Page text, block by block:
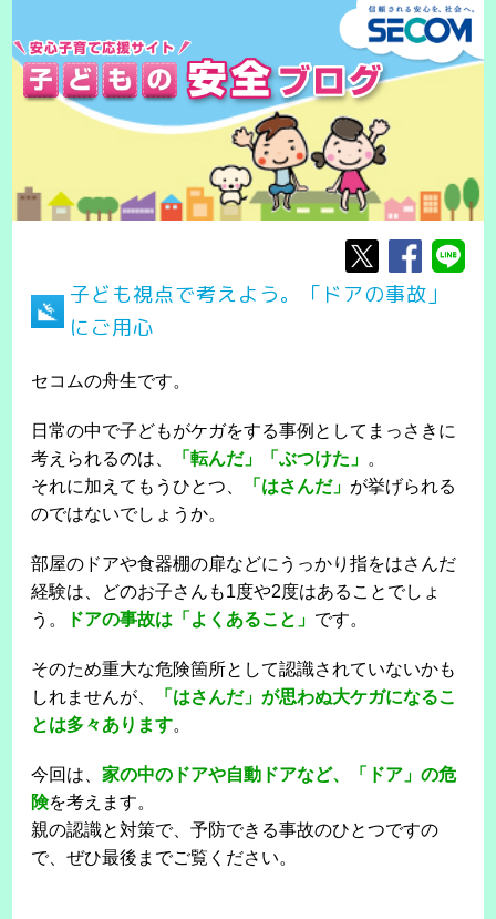
子ども視点で考えよう。「ドアの事故」
にご用心
セコムの舟生です。
日常の中で子どもがケガをする事例としてまっさきに
考えられるのは、
「転んだ」「ぶつけた」 。
それに加えてもうひとつ、
「はさんだ」 が挙げられる
のではないでしょうか。
部屋のドアや食器棚の扉などにうっかり指をはさんだ
経験は、どのお子さんも1度や2度はあることでしょ
う。
ドアの事故は「よくあること」 です。
そのため重大な危険箇所として認識されていないかも
しれませんが、
「はさんだ」が思わぬ大ケガになるこ
とは多々あります。
今回は、家の中のドアや自動ドアなど、「ドア」の危
険を考えます。
親の認識と対策で、予防できる事故のひとつですの
で、ぜひ最後までご覧ください。